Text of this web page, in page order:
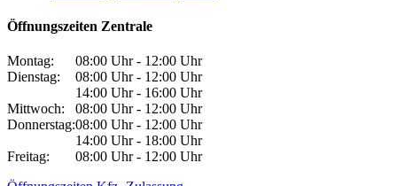
Öffnungszeiten Zentrale
Montag:
08:00 Uhr - 12:00 Uhr
Dienstag:
08:00 Uhr - 12:00 Uhr
14:00 Uhr - 16:00 Uhr
Mittwoch:
08:00 Uhr - 12:00 Uhr
Donnerstag:08:00 Uhr - 12:00 Uhr
14:00 Uhr - 18:00 Uhr
Freitag:
08:00 Uhr - 12:00 Uhr